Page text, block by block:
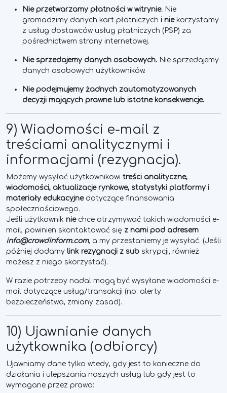
Nie przetwarzamy płatności w witrynie. Nie
gromadzimy danych kart płatniczych i niekorzystamy
z usług dostawców usług płatniczych (PSP) za
pośrednictwem strony internetowej.
Nie sprzedajemy danych osobowych. Nie sprzedajemy
danych osobowych użytkowników.
Nie podejmujemy żadnych zautomatyzowanych
decyzji mających prawne lub istotne konsekwencje.
9) Wiadomości e-mail z
treściami analitycznymi i
informacjami (rezygnacja).
Możemy wysyłać użytkownikowi treści analityczne,
wiadomości, aktualizacje rynkowe, statystyki platformy i
materiały edukacyjnedotyczące finansowania
społecznościowego.
Jeśli użytkownik niechce otrzymywać takich wiadomości e-
mail, powinien skontaktować się z nami pod adresem
info@crowdinform.com, a my przestaniemy je wysyłać. (Jeśli
później dodamy link rezygnacji z sub skrypcji, również
możesz z niego skorzystać).
W razie potrzeby nadal mogą być wysyłane wiadomości e-
mail dotyczące usług/transakcji (np. alerty
bezpieczeństwa, zmiany zasad).
10) Ujawnianie danych
użytkownika (odbiorcy)
Ujawniamy dane tylko wtedy, gdy jest to konieczne do
działania i ulepszania naszych usług lub gdy jest to
wymagane przez prawo: